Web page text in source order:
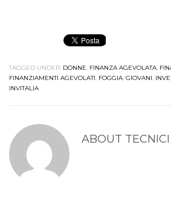
TAGGED UNDER: DONNE, FINANZA AGEVOLATA,
FINANZIAMENTI AGEVOLATI, FOGGIA, GIOVANI,
INVITALIA
ABOUT TECNICI